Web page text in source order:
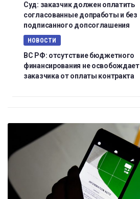
Суд: заказчик должен оплатить
согласованные допработы и без
подписанного допсоглашения
НОВОСТИ
ВС РФ: отсутствие бюджетного
финансирования не освобождает
заказчика от оплаты контракта